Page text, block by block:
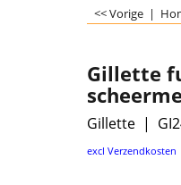
<< Vorige |
Gillette
Gillette
€44.95